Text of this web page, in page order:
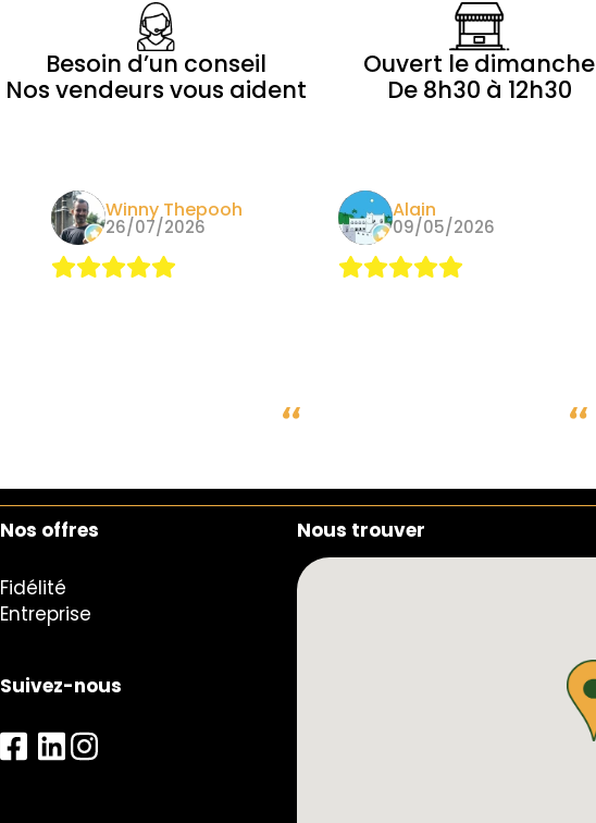
Besoin d’un conseil
Nos vendeurs vous aident
Ouvert le dimanche
De 8h30 à 12h30
Winny Thepooh
26/07/2026
Alain
09/05/2026
Nos offres
Fidélité
Entreprise
Suivez-nous
Nous trouver